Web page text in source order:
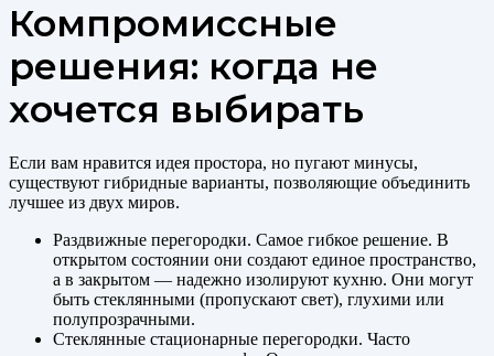
Компромиссные
решения: когда не
хочется выбирать
Если вам нравится идея простора, но пугают минусы,
существуют гибридные варианты, позволяющие объединить
лучшее из двух миров.
Раздвижные перегородки. Самое гибкое решение. В
открытом состоянии они создают единое пространство,
а в закрытом — надежно изолируют кухню. Они могут
быть стеклянными (пропускают свет), глухими или
полупрозрачными.
Стеклянные стационарные перегородки. Часто